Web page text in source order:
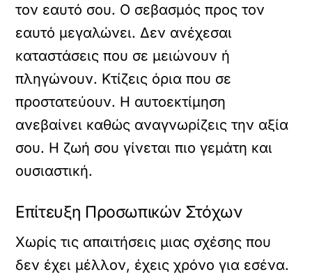
τον εαυτό σου. Ο σεβασμός προς τον
εαυτό μεγαλώνει. Δεν ανέχεσαι
καταστάσεις που σε μειώνουν ή
πληγώνουν. Κτίζεις όρια που σε
προστατεύουν. Η αυτοεκτίμηση
ανεβαίνει καθώς αναγνωρίζεις την αξία
σου. Η ζωή σου γίνεται πιο γεμάτη και
ουσιαστική.
Επίτευξη Προσωπικών Στόχων
Χωρίς τις απαιτήσεις μιας σχέσης που
δεν έχει μέλλον, έχεις χρόνο για εσένα.